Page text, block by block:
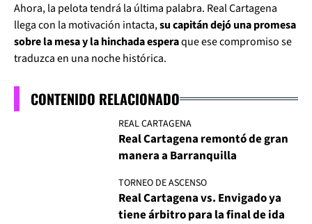
Ahora, la pelota tendrá la última palabra. Real Cartagena
llega con la motivación intacta,su capitán dejó una promesa
sobre la mesa y la hinchada esperaque ese compromiso se
traduzca en una noche histórica.
CONTENIDO RELACIONADO
REAL CARTAGENA
Real Cartagena remontó de gran
manera a Barranquilla
TORNEO DE ASCENSO
Real Cartagena vs. Envigado ya
tiene árbitro para la final de ida